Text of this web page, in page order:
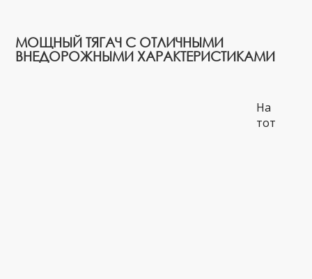
МОЩНЫЙ ТЯГАЧ С ОТЛИЧНЫМИ
ВНЕДОРОЖНЫМИ ХАРАКТЕРИСТИКАМИ
На
тот